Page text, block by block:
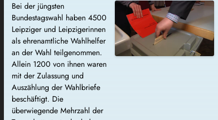
Bei der jüngsten
Bundestagswahl haben 4500
Leipziger und Leipzigerinnen
als ehrenamtliche Wahlhelfer
an der Wahl teilgenommen.
Allein 1200 von ihnen waren
mit der Zulassung und
Auszählung der Wahlbriefe
beschäftigt. Die
überwiegende Mehrzahl der